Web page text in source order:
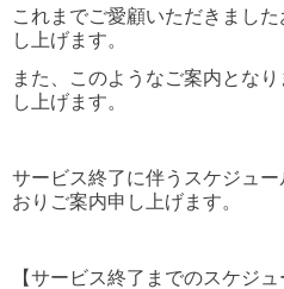
これまでご愛顧いただきまし
し上げます。
また、このようなご案内とな
し上げます。
サービス終了に伴うスケジュ
おりご案内申し上げます。
【サービス終了までのスケジュ